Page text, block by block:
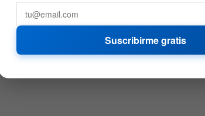
Suscribirme gratis